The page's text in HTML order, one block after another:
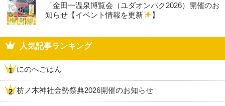
「金田一温泉博覧会（ユダオンパク2026）開催のお
知らせ【イベント情報を更新
】
人気記事ランキング
にのへごはん
枋ノ木神社金勢祭典2026開催のお知らせ